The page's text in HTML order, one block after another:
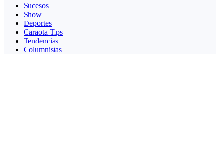
Sucesos
Show
Deportes
Caraota Tips
Tendencias
Columnistas